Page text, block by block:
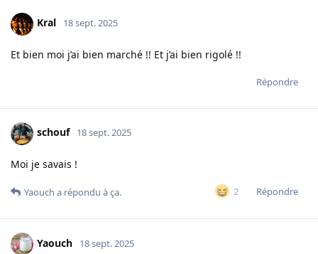
Kral 18 sept. 2025
Et bien moi j’ai bien marché !! Et j’ai bien rigolé !!
Répondre
schouf 18 sept. 2025
Moi je savais !
2 Répondre
Yaouch a répondu à ça.
Yaouch 18 sept. 2025